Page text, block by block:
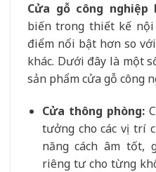
Cửa gỗ công nghiệp
biến trong thiết kế
điểm nổi bật hơn so
khác. Dưới đây là một
sản phẩm cửa gỗ công
Cửa thông phòng:
tưởng cho các vị trí
năng cách âm tốt,
riêng tư cho từng